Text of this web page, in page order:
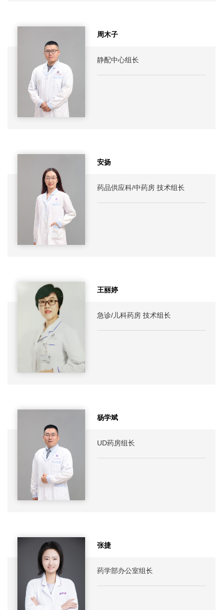
周木子
静配中心组长
安扬
药品供应科/中药房 技术组长
王丽婷
急诊/儿科药房 技术组长
杨学斌
UD药房组长
张捷
药学部办公室组长